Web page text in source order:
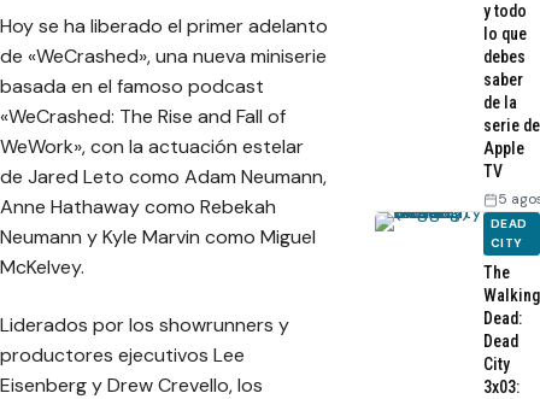
Hoy se ha liberado el primer adelanto
de «WeCrashed», una nueva miniserie
basada en el famoso podcast
«WeCrashed: The Rise and Fall of
WeWork», con la actuación estelar
de Jared Leto como Adam Neumann,
Anne Hathaway como Rebekah
Neumann y Kyle Marvin como Miguel
McKelvey.
Liderados por los showrunners y
productores ejecutivos Lee
Eisenberg y Drew Crevello, los
y todo
lo que
debes
saber
de la
serie de
Apple
TV
5
DEAD
CITY
The
Walking
Dead:
Dead
City
3x03: